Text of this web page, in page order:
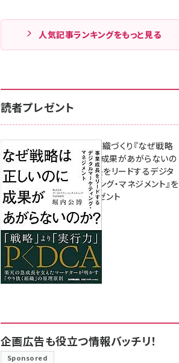
人気記事ランキングをもっと見る
読者プレゼント
成果を生む組織づくり『なぜ戦略
は正しいのに成果があがらないの
か？ 事業成長をリードするデジタ
ルマーケティング・マネジメント』を
3名様にプレゼント
8月7日 10:00
企画広告も役立つ情報バッチリ！
Sponsored